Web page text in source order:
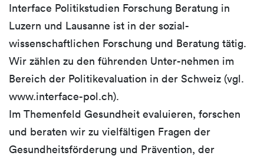
Interface Politikstudien Forschung Beratung in
Luzern und Lausanne ist in der sozial-
wissenschaftlichen Forschung und Beratung tätig.
Wir zählen zu den führenden Unter-nehmen im
Bereich der Politikevaluation in der Schweiz (vgl.
www.interface-pol.ch).
Im Themenfeld Gesundheit evaluieren, forschen
und beraten wir zu vielfältigen Fragen der
Gesundheitsförderung und Prävention, der